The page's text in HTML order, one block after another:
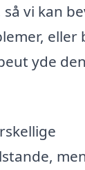
vi kan
eller
yde den